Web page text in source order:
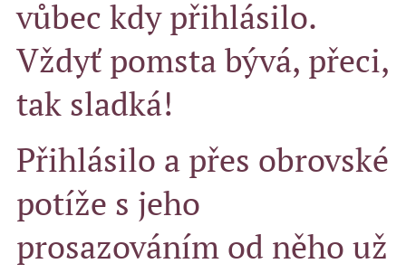
vůbec kdy přihlásilo.
Vždyť pomsta bývá, přeci,
tak sladká!
Přihlásilo a přes obrovské
potíže s jeho
prosazováním od něho už